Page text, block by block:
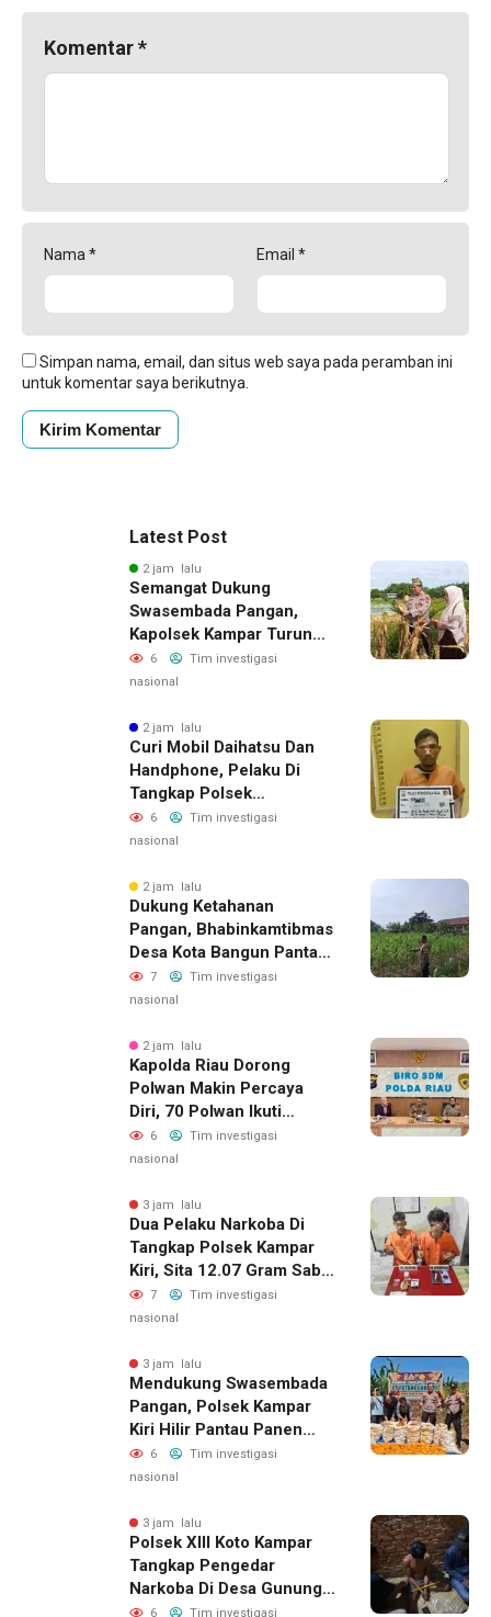
Komentar*
Nama * Email *
Simpan nama, email, dan situs web saya pada peramban ini
untuk komentar saya berikutnya.
Latest Post
2 jam lalu
Semangat Dukung
Swasembada Pangan,
Kapolsek Kampar Turun
Langsung Panen Jagung
Di Sendayan
6
Tim investigasi
nasional
2 jam lalu
Curi Mobil Daihatsu Dan
Handphone, Pelaku Di
Tangkap Polsek
Perhentian Raja
6
Tim investigasi
nasional
2 jam lalu
Dukung Ketahanan
Pangan, Bhabinkamtibmas
Desa Kota Bangun Pantau
Perkembangan Tanaman
Jagung Milik Desa
7
Tim investigasi
nasional
2 jam lalu
Kapolda Riau Dorong
Polwan Makin Percaya
Diri, 70 Polwan Ikuti
Pelatihan Public Speaking
6
Tim investigasi
nasional
3 jam lalu
Dua Pelaku Narkoba Di
Tangkap Polsek Kampar
Kiri, Sita 12.07 Gram Sabu-
Sabu
7
Tim investigasi
nasional
3 jam lalu
Mendukung Swasembada
Pangan, Polsek Kampar
Kiri Hilir Pantau Panen
Jagung Di Lahan PT
Yutani Suadiri
6
Tim investigasi
nasional
3 jam lalu
Polsek XIII Koto Kampar
Tangkap Pengedar
Narkoba Di Desa Gunung
Bungsu
6 Tim investigasi